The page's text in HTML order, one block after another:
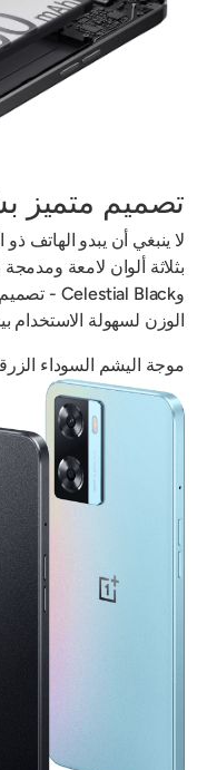
تصميم
لا ينبغي أن يبدو الهاتف ذو
الوزن لسهولة الاستخدام
موجة اليشم السوداء